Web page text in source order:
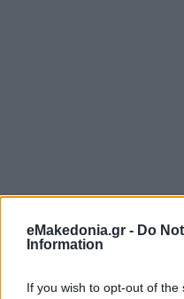
eMakedonia.gr - Do
Information
If you wish to opt-out of